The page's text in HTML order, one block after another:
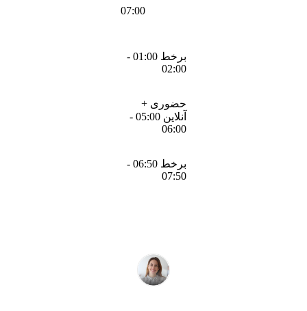
07:00
برخط 01:00 -
02:00
حضوری +
آنلاین 05:00 -
06:00
برخط 06:50 -
07:50